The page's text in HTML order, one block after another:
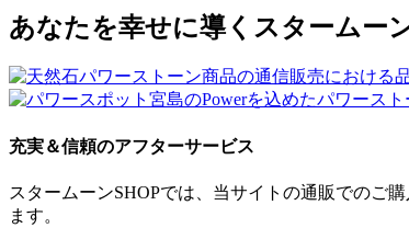
あなたを幸せに導くスタームー
充実＆信頼のアフターサービス
スタームーンSHOPでは、当サイトの通販でのご
ます。